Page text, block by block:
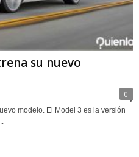
su nuevo
0
modelo. El Model 3 es la versión